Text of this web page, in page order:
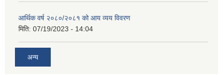
आर्थिक वर्ष २०८०/२०८१ को आय व्यय विवरण
मिति: 07/19/2023 - 14:04
अन्य